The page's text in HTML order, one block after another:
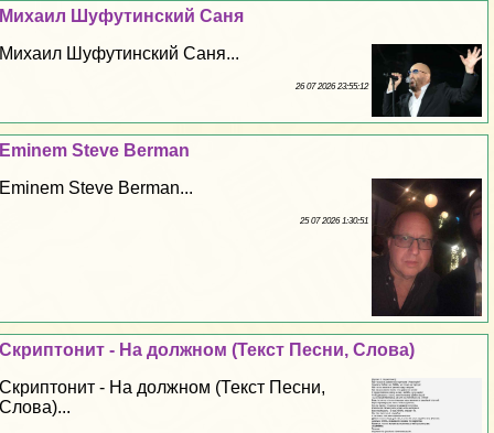
Михаил Шуфутинский Саня
Михаил Шуфутинский Саня...
26 07 2026 23:55:12
Eminem Steve Berman
Eminem Steve Berman...
25 07 2026 1:30:51
Скриптонит - На должном (Текст Песни, Слова)
Скриптонит - На должном (Текст Песни,
Слова)...